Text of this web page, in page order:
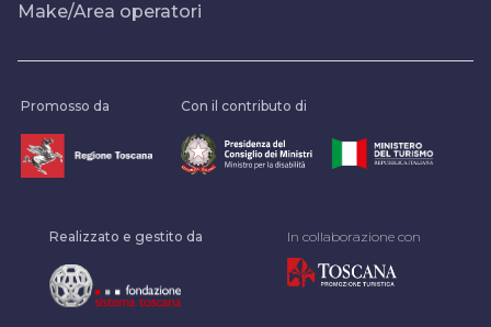
Make/Area operatori
Promosso da Con il contributo di
Realizzato e gestito da In collaborazione con